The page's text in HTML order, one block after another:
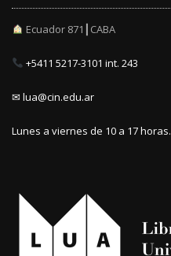
Ecuador 871┃CABA
+5411 5217-3101 int. 243
✉ lua@cin.edu.ar
Lunes a viernes de 10 a 17 horas.